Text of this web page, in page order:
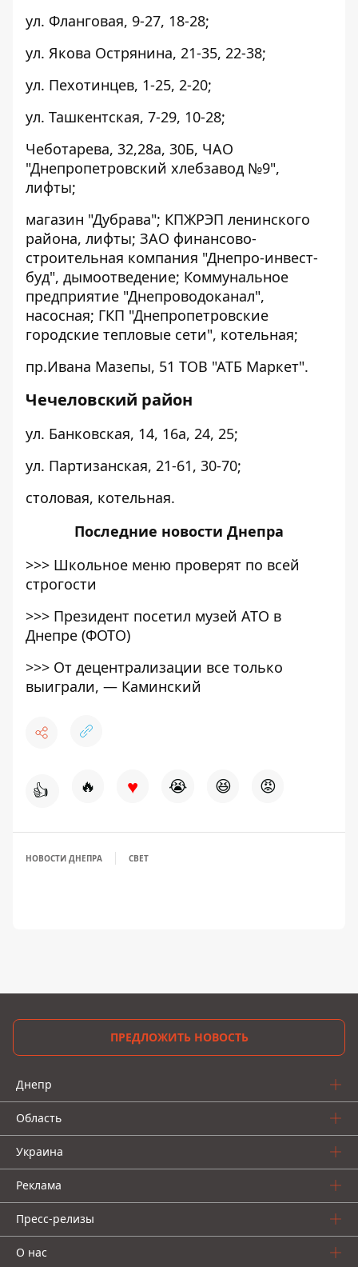
ул. Фланговая, 9-27, 18-28;
ул. Якова Острянина, 21-35, 22-38;
ул. Пехотинцев, 1-25, 2-20;
ул. Ташкентская, 7-29, 10-28;
Чеботарева, 32,28а, 30Б, ЧАО
"Днепропетровский хлебзавод №9",
лифты;
магазин "Дубрава"; КПЖРЭП ленинского
района, лифты; ЗАО финансово-
строительная компания "Днепро-инвест-
буд", дымоотведение; Коммунальное
предприятие "Днепроводоканал",
насосная; ГКП "Днепропетровские
городские тепловые сети", котельная;
пр.Ивана Мазепы, 51 ТОВ "АТБ Маркет".
Чечеловский район
ул. Банковская, 14, 16а, 24, 25;
ул. Партизанская, 21-61, 30-70;
столовая, котельная.
Последние новости Днепра
>>> Школьное меню проверят по всей
строгости
>>> Президент посетил музей АТО в
Днепре (ФОТО)
>>> От децентрализации все только
выиграли, — Каминский
👍 🔥 ♥ 😭 😆 😡
НОВОСТИ ДНЕПРА СВЕТ
ПРЕДЛОЖИТЬ НОВОСТЬ
Днепр
Область
Украина
Реклама
Пресс-релизы
О нас